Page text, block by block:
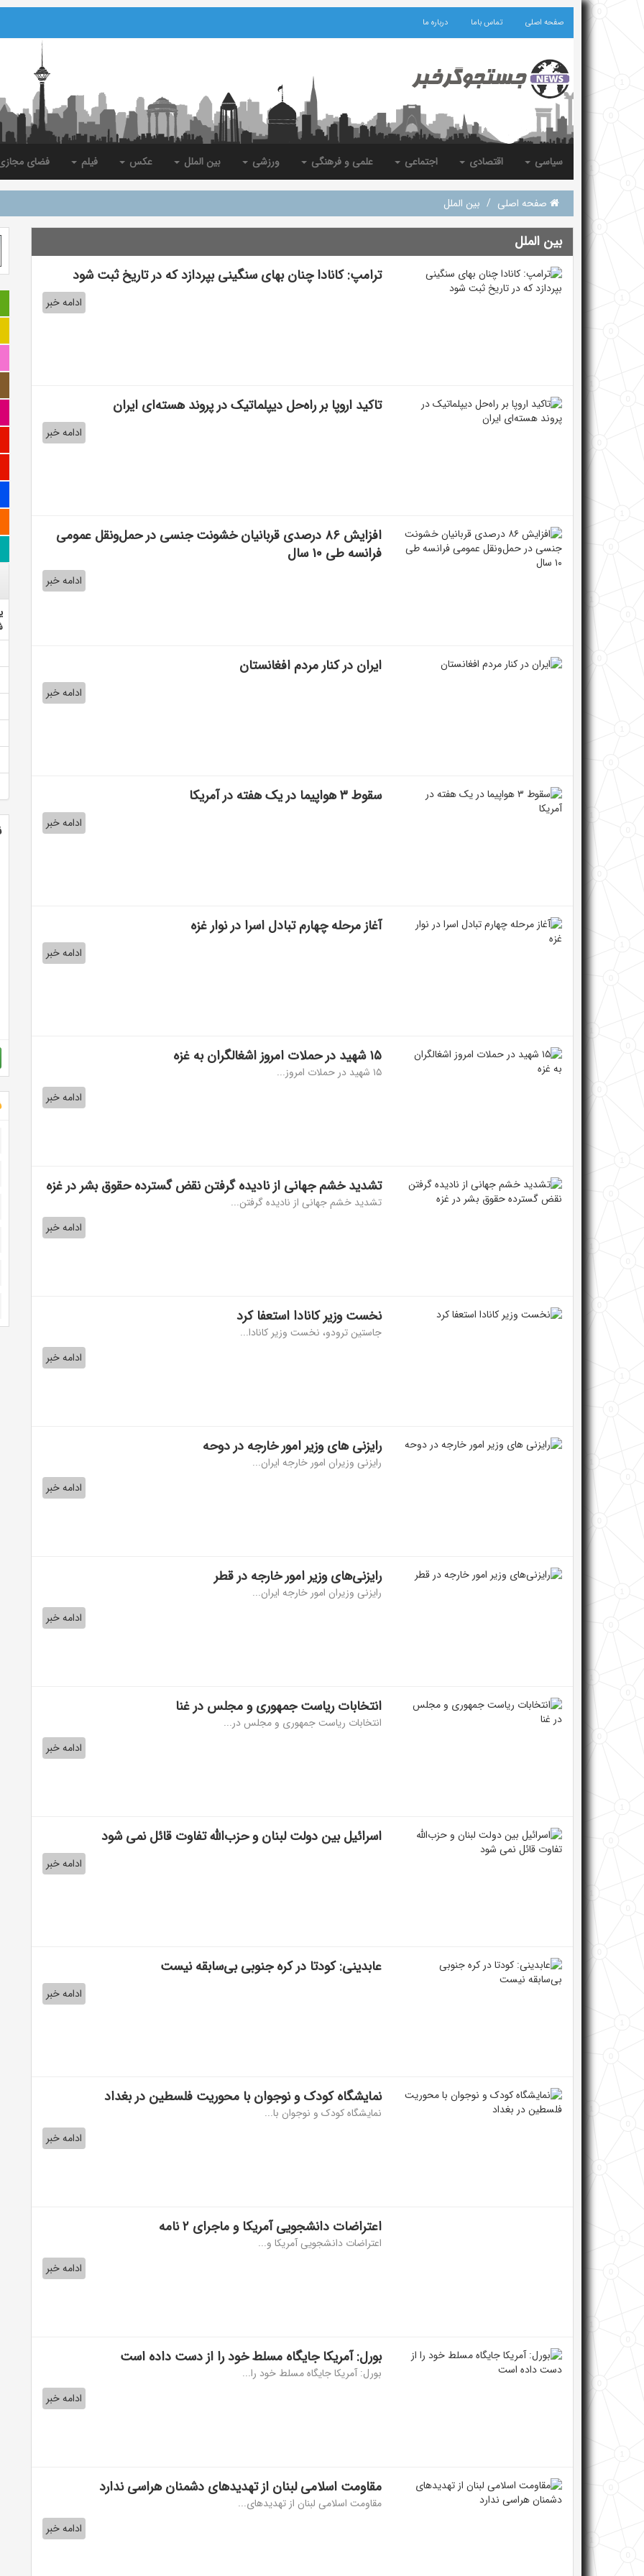
صفحه اصلی تماس باما درباره ما
سیاسی اقتصادی اجتماعی علمی و فرهنگی ورزشی بین الملل عکس فیلم فضای
صفحه اصلی / بین الملل
بین الملل
ترامپ: کانادا چنان بهای سنگینی بپردازد که در تاریخ ثبت شود
ادامه خبر
تاکید اروپا بر راه‌حل دیپلماتیک در پروند هسته‌ای ایران
ادامه خبر
افزایش ۸۶ درصدی قربانیان خشونت جنسی در حمل‌و‌نقل عمومی
فرانسه طی ۱۰ سال
ادامه خبر
ایران در کنار مردم افغانستان
ادامه خبر
سقوط ۳ هواپیما در یک هفته در آمریکا
ادامه خبر
آغاز مرحله چهارم تبادل اسرا در نوار غزه
ادامه خبر
۱۵ شهید در حملات امروز اشغالگران به غزه
۱۵ شهید در حملات امروز...
ادامه خبر
تشدید خشم جهانی از نادیده گرفتن نقض گسترده حقوق بشر در غزه
تشدید خشم جهانی از نادیده گرفتن...
ادامه خبر
نخست وزیر کانادا استعفا کرد
جاستین ترودو، نخست وزیر کانادا...
ادامه خبر
رایزنی های وزیر امور خارجه در دوحه
رایزنی وزیران امور خارجه ایران...
ادامه خبر
رایزنی‌های وزیر امور خارجه در قطر
رایزنی وزیران امور خارجه ایران...
ادامه خبر
انتخابات ریاست جمهوری و مجلس در غنا
انتخابات ریاست جمهوری و مجلس در...
ادامه خبر
اسرائیل بین دولت لبنان و حزب‌الله تفاوت قائل نمی شود
ادامه خبر
عابدینی: کودتا در کره جنوبی بی‌سابقه نیست
ادامه خبر
نمایشگاه کودک و نوجوان با محوریت فلسطین در بغداد
نمایشگاه کودک و نوجوان با...
ادامه خبر
اعتراضات دانشجویی آمریکا و ماجرای ۲ نامه
اعتراضات دانشجویی آمریکا و...
ادامه خبر
بورل: آمریکا جایگاه مسلط خود را از دست داده است
بورل: آمریکا جایگاه مسلط خود را...
ادامه خبر
مقاومت اسلامی لبنان از تهدیدهای دشمنان هراسی ندارد
مقاومت اسلامی لبنان از تهدیدهای...
ادامه خبر